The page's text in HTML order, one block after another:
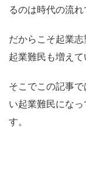
るのは時代の流れ
だからこそ起業
起業難民も増えて
そこでこの記事
い起業難民にな
す。